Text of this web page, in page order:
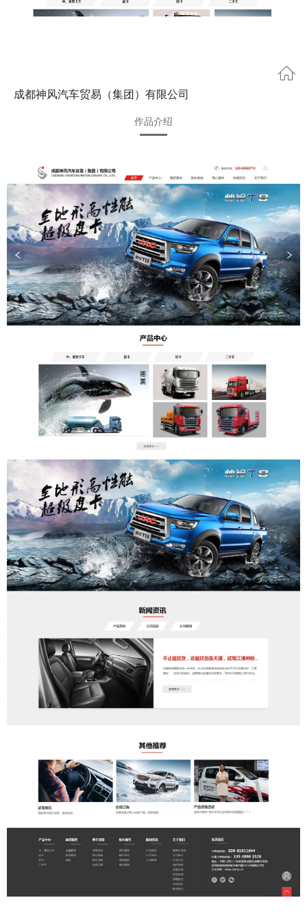
成都神风汽车贸易（集团）有限公司
作品介绍